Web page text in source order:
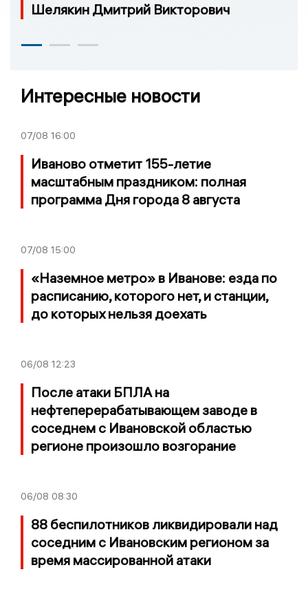
Шелякин Дмитрий Викторович
Интересные новости
07/08 16:00
Иваново отметит 155-летие
масштабным праздником: полная
программа Дня города 8 августа
07/08 15:00
«Наземное метро» в Иванове: езда по
расписанию, которого нет, и станции,
до которых нельзя доехать
06/08 12:23
После атаки БПЛА на
нефтеперерабатывающем заводе в
соседнем с Ивановской областью
регионе произошло возгорание
06/08 08:30
88 беспилотников ликвидировали над
соседним с Ивановским регионом за
время массированной атаки